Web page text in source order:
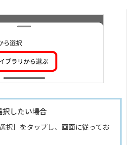
したい場合
択］をタップし、画面に従ってお